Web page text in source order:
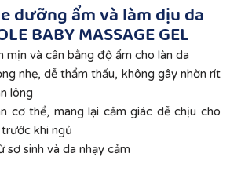
dưỡng ẩm và làm dịu da
BABY MASSAGE GEL
mịn và cân bằng độ ẩm cho làn da
nhẹ, dễ thẩm thấu, không gây nhờn rít
lông
cơ thể, mang lại cảm giác dễ chịu cho
khi ngủ
sơ sinh và da nhạy cảm